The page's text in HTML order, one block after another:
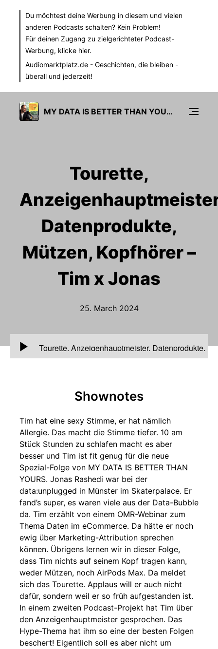
Du möchtest deine Werbung in diesem und vielen
anderen Podcasts schalten? Kein Problem!
Für deinen Zugang zu zielgerichteter Podcast-
Werbung, klicke hier.
Audiomarktplatz.de - Geschichten, die bleiben -
überall und jederzeit!
MY DATA IS BETTER THAN YOURS
Tourette,
Datenprodukte,
Mützen, Kopfhörer –
Tim x Jonas
25. March 2024
00:00
Tourette, Anzeigenhauptmeister, Datenprodukte,
Mützen, Kopfhörer – Tim x Jonas
Shownotes
Tim hat eine sexy Stimme, er hat nämlich
Allergie. Das macht die Stimme tiefer. 10 am
Stück Stunden zu schlafen macht es aber
besser und Tim ist fit genug für die neue
Spezial-Folge von MY DATA IS BETTER THAN
YOURS. Jonas Rashedi war bei der
data:unplugged in Münster im Skaterpalace. Er
fand’s super, es waren viele aus der Data-Bubble
da. Tim erzählt von einem OMR-Webinar zum
Thema Daten im eCommerce. Da hätte er noch
ewig über Marketing-Attribution sprechen
können. Übrigens lernen wir in dieser Folge,
dass Tim nichts auf seinem Kopf tragen kann,
weder Mützen, noch AirPods Max. Da meldet
sich das Tourette. Applaus will er auch nicht
dafür, sondern weil er so früh aufgestanden ist.
In einem zweiten Podcast-Projekt hat Tim über
den Anzeigenhauptmeister gesprochen. Das
Hype-Thema hat ihm so eine der besten Folgen
beschert! Eigentlich soll es aber nicht um